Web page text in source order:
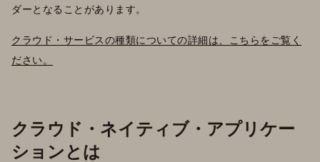
ダーとなることがあります。
クラウド・サービスの種類についての詳細は、こちらをご覧く
ださい。
クラウド・ネイティブ・アプリケー
ションとは